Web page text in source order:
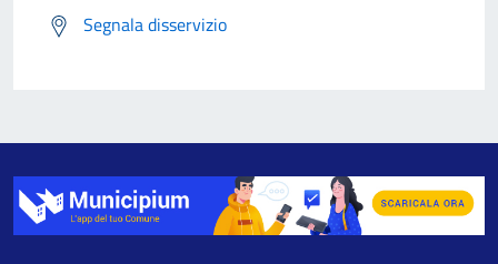
Segnala disservizio